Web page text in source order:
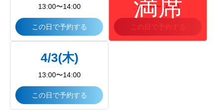
13:00〜14:00
この日で予約する
13:00〜14:00
この日で予約する
4/3(木)
13:00〜14:00
この日で予約する